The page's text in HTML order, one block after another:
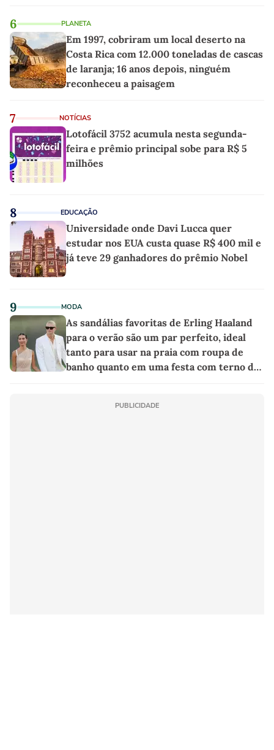
6 PLANETA
Em 1997, cobriram um local deserto na
Costa Rica com 12.000 toneladas de cascas
de laranja; 16 anos depois, ninguém
reconheceu a paisagem
7 NOTÍCIAS
Lotofácil 3752 acumula nesta segunda-
feira e prêmio principal sobe para R$ 5
milhões
8 EDUCAÇÃO
Universidade onde Davi Lucca quer
estudar nos EUA custa quase R$ 400 mil e
já teve 29 ganhadores do prêmio Nobel
9 MODA
As sandálias favoritas de Erling Haaland
para o verão são um par perfeito, ideal
tanto para usar na praia com roupa de
banho quanto em uma festa com terno de
PUBLICIDADE